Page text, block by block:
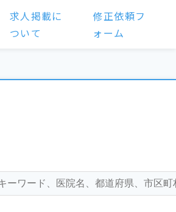
求人掲載に
ついて
修正依頼フ
ォーム